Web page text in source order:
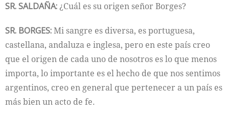
SR. SALDAÑA: ¿Cuál es su origen señor Borges?
SR. BORGES:Mi sangre es diversa, es portuguesa,
castellana, andaluza e inglesa, pero en este país creo
que el origen de cada uno de nosotros es lo que menos
importa, lo importante es el hecho de que nos sentimos
argentinos, creo en general que pertenecer a un país es
más bien un acto de fe.